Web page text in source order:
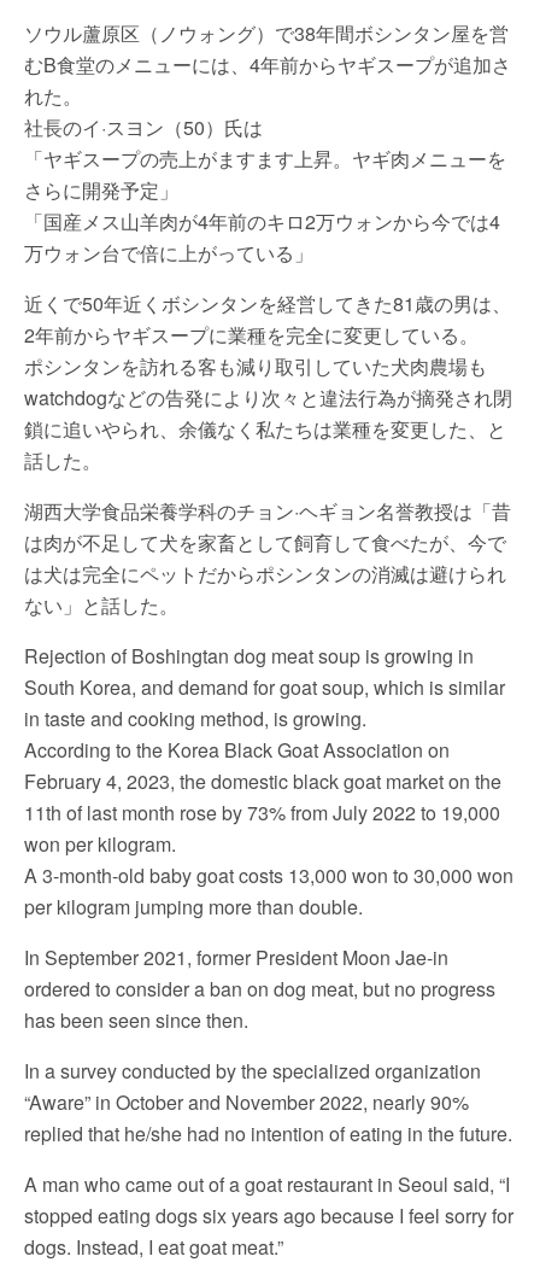
ソウル蘆原区（ノウォング）で38年間ボシンタン屋を営
むB食堂のメニューには、4年前からヤギスープが追加さ
れた。
社長のイ·スヨン（50）氏は
「ヤギスープの売上がますます上昇。ヤギ肉メニューを
さらに開発予定」
「国産メス山羊肉が4年前のキロ2万ウォンから今では4
万ウォン台で倍に上がっている」
近くで50年近くボシンタンを経営してきた81歳の男は、
2年前からヤギスープに業種を完全に変更している。
ポシンタンを訪れる客も減り取引していた犬肉農場も
watchdogなどの告発により次々と違法行為が摘発され閉
鎖に追いやられ、余儀なく私たちは業種を変更した、と
話した。
湖西大学食品栄養学科のチョン·ヘギョン名誉教授は「昔
は肉が不足して犬を家畜として飼育して食べたが、今で
は犬は完全にペットだからポシンタンの消滅は避けられ
ない」と話した。
Rejection of Boshingtan dog meat soup is growing in
South Korea, and demand for goat soup, which is similar
in taste and cooking method, is growing.
According to the Korea Black Goat Association on
February 4, 2023, the domestic black goat market on the
11th of last month rose by 73% from July 2022 to 19,000
won per kilogram.
A 3-month-old baby goat costs 13,000 won to 30,000 won
per kilogram jumping more than double.
In September 2021, former President Moon Jae-in
ordered to consider a ban on dog meat, but no progress
has been seen since then.
In a survey conducted by the specialized organization
“Aware” in October and November 2022, nearly 90%
replied that he/she had no intention of eating in the future.
A man who came out of a goat restaurant in Seoul said, “I
stopped eating dogs six years ago because I feel sorry for
dogs. Instead, I eat goat meat.”